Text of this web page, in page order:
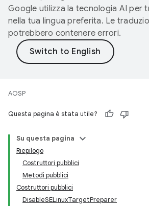
Google utilizza la tecnologia AI per
nella tua lingua preferita. Le
potrebbero contenere errori.
AOSP
Questa pagina è stata utile?
Su questa pagina
Riepilogo
Costruttori pubblici
Metodi pubblici
Costruttori pubblici
DisableSELinuxTargetPreparer